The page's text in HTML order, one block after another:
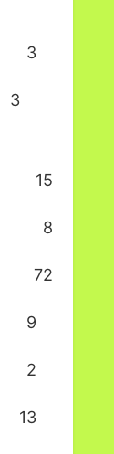
3
3
15
8
72
9
2
13